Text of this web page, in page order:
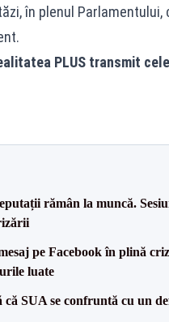
în plenul
PLUS transmit
rămân la muncă.
pe Facebook în plină
luate
că SUA se confruntă cu un